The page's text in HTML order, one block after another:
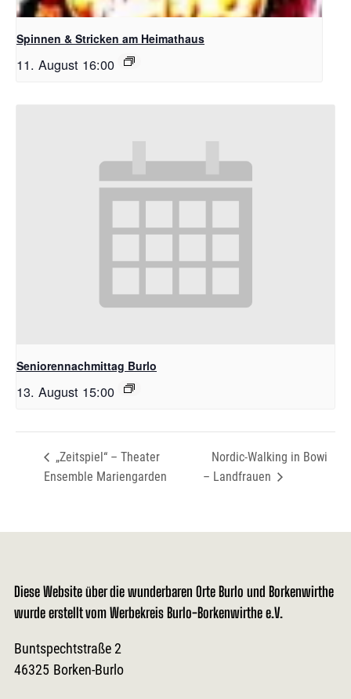
Spinnen & Stricken am Heimathaus
11. August 16:00
Seniorennachmittag Burlo
13. August 15:00
„Zeitspiel“ – Theater
Ensemble Mariengarden
Nordic-Walking in Bowi
– Landfrauen
Diese Website über die wunderbaren Orte Burlo und Borkenwirthe
wurde erstellt vom Werbekreis Burlo-Borkenwirthe e.V.
Buntspechtstraße 2
46325 Borken-Burlo